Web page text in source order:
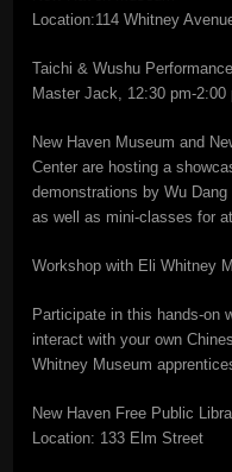
Location:114 Whitney
Taichi & Wushu
Master Jack, 12:30 pm-2:00
New Haven Museum and
Center are hosting a
demonstrations by Wu
as well as mini-classes for
Workshop with Eli Whitney
Participate in this hands-on
interact with your own
Whitney Museum
New Haven Free Public
Location: 133 Elm Street